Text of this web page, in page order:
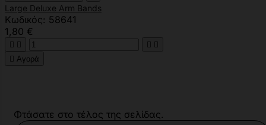
Large Deluxe Arm Bands
Κωδικός: 58641
1,80 €
   
 Αγορά
Φτάσατε στο τέλος της σελίδας.